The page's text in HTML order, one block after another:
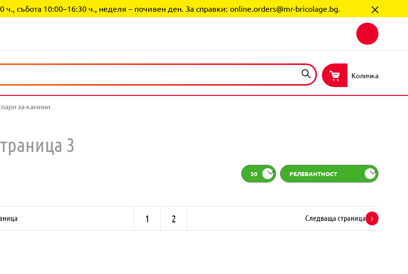
събота 10:00–16:30 ч., неделя – почивен ден. За справки: online.orders@mr-bricolage.bg.
Количка
за камини
3
30 РЕЛЕВАНТНОСТ
1 2 Следваща страница